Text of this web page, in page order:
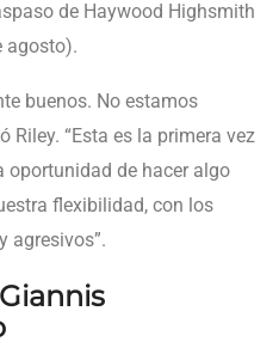
de Haywood Highsmith
agosto).
buenos. No estamos
Riley. “Esta es la primera vez
oportunidad de hacer algo
flexibilidad, con los
agresivos”.